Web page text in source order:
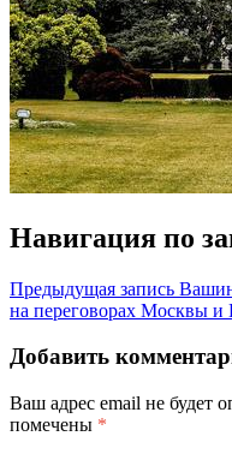
Навигация по
Предыдущая запись
на переговорах Москвы и
Добавить
Ваш адрес email не будет
помечены *